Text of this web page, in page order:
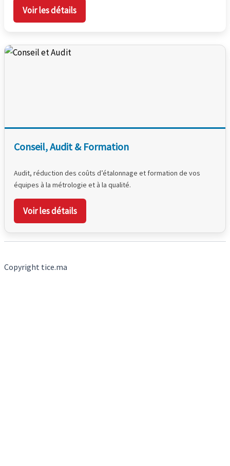
Voir les détails
Conseil, Audit & Formation
Audit, réduction des coûts d’étalonnage et formation de vos
équipes à la métrologie et à la qualité.
Voir les détails
Copyright tice.ma